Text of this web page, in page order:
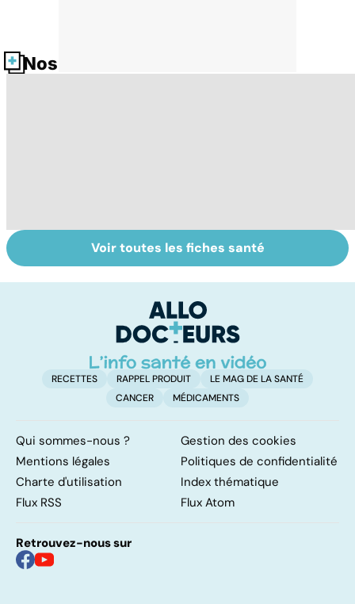
Nos fiches santé
La tuberculose
pulmonaire
Le magnésium,
un oligo-élément
Voir toutes les fiches santé
RECETTES RAPPEL PRODUIT
LE MAG DE LA SANTÉ
CANCER
MÉDICAMENTS
Qui sommes-nous ?
Gestion des cookies
Mentions légales
Politiques de confidentialité
Charte d'utilisation
Index thématique
Flux RSS
Flux Atom
Retrouvez-nous sur